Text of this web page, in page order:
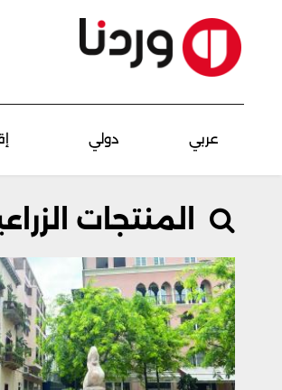
عربي دولي
المنتجات